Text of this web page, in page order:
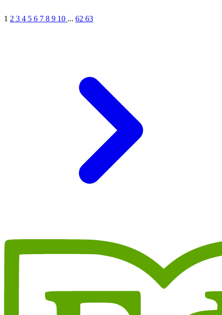
1 2 3 4 5 6 7 8 9 10 ... 62 63